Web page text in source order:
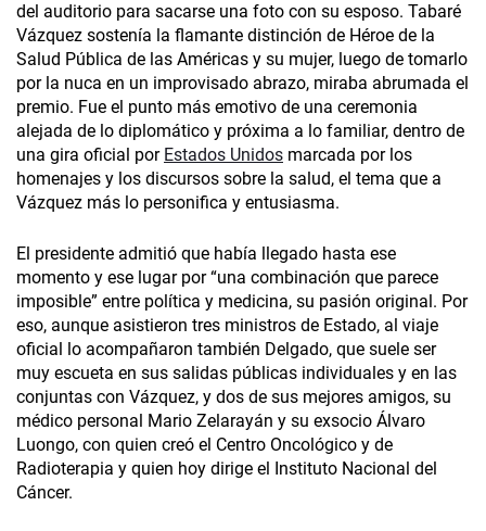
del auditorio para sacarse una foto con su esposo. Tabaré
Vázquez sostenía la flamante distinción de Héroe de la
Salud Pública de las Américas y su mujer, luego de tomarlo
por la nuca en un improvisado abrazo, miraba abrumada el
premio. Fue el punto más emotivo de una ceremonia
alejada de lo diplomático y próxima a lo familiar, dentro de
una gira oficial por Estados Unidos marcada por los
homenajes y los discursos sobre la salud, el tema que a
Vázquez más lo personifica y entusiasma.
El presidente admitió que había llegado hasta ese
momento y ese lugar por “una combinación que parece
imposible” entre política y medicina, su pasión original. Por
eso, aunque asistieron tres ministros de Estado, al viaje
oficial lo acompañaron también Delgado, que suele ser
muy escueta en sus salidas públicas individuales y en las
conjuntas con Vázquez, y dos de sus mejores amigos, su
médico personal Mario Zelarayán y su exsocio Álvaro
Luongo, con quien creó el Centro Oncológico y de
Radioterapia y quien hoy dirige el Instituto Nacional del
Cáncer.